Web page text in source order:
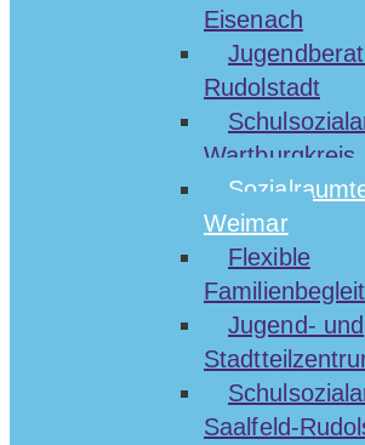
Eisenach
Rudolstadt
Wartburgkreis
Weimar
Flexible
Jugend- und
Saalfeld-